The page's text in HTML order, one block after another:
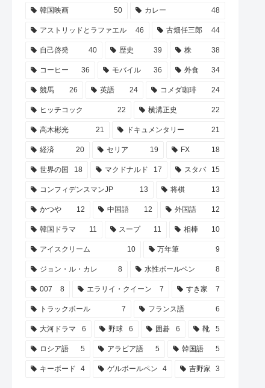
韓国映画 50 カレー 48
アストリッドとラファエル 46 古畑任三郎 44
自己啓発 40 歴史 39 株 38
コーヒー 36 モバイル 36 外食 34
競馬 26 英語 24 コメダ珈琲 24
ヒッチコック 22 横溝正史 22
高木彬光 21 ドキュメンタリー 21
経済 20 セリア 19 FX 18
世界の国 18 マクドナルド 17 スタバ 15
コンフィデンスマンJP 13 将棋 13
かつや 12 中国語 12 外国語 12
韓国ドラマ 11 スープ 11 相棒 10
アイスクリーム 10 万年筆 9
ジョン・ル・カレ 8 水性ボールペン 8
007 8 エラリイ・クイーン 7 すき家 7
トラックボール 7 フランス語 6
大河ドラマ 6 野球 6 囲碁 6 靴 5
ロシア語 5 アラビア語 5 韓国語 5
キーボード 4 ゲルボールペン 4 吉野家 3